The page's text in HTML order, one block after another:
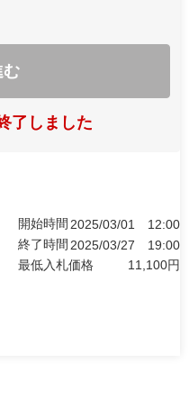
む
了しました
開始時間 2025/03/01
12:00
終了時間 2025/03/27
19:00
最低入札価格
11,100円